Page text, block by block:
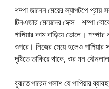
শম্পা জানেন মেয়ের ল্যাপটপে
টিনএজার মেয়েদের সেক্স। শম্পা
পাপিয়ার কাম বাড়িয়ে তোলে। শম্পার
ওপরে। নিজের মেয়ে হলেও পাপিয়ার
দৃষ্টিতে তাকিয়ে থাকে, ওর মন
বুঝতে পারেন পলাশ যে পাপিয়ার